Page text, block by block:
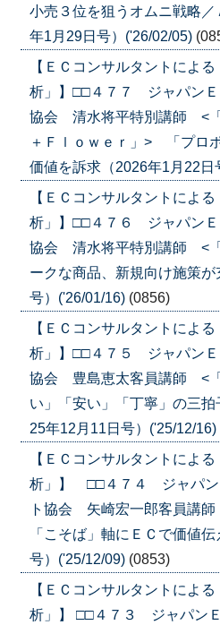
小売３位を狙うオムニ戦略
年1月29日号）('26/02/05)
【ＥＣコンサルタントによ
析」】□□４７７ ジャパンＥ
協会 清水将平特別講師 <「
＋Ｆｌｏｗｅｒ」> 「プロ
価値を訴求（2026年1月22日
【ＥＣコンサルタントによ
析」】□□４７６ ジャパンＥ
協会 清水将平特別講師 <「
ークな商品、新規向け施策が
号）('26/01/16) (0856)
【ＥＣコンサルタントによ
析」】□□４７５ ジャパンＥ
協会 豊島恵太客員講師 <「
い」「安い」「丁寧」の三
25年12月11日号）('25/12/16)
【ＥＣコンサルタントによ
析」】 □□４７４ ジャパン
ト協会 矢崎宏一郎客員講
「こそば」軸にＥＣで価値
号）('25/12/09) (0853)
【ＥＣコンサルタントによ
析」】 □□４７３ ジャパン